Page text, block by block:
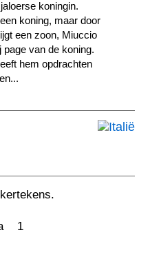
koningin.
koning, maar door
een zoon, Miuccio
page van de koning.
hem opdrachten
1